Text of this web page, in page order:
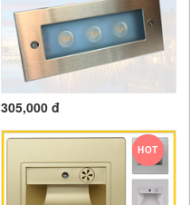
305,000 đ
HOT